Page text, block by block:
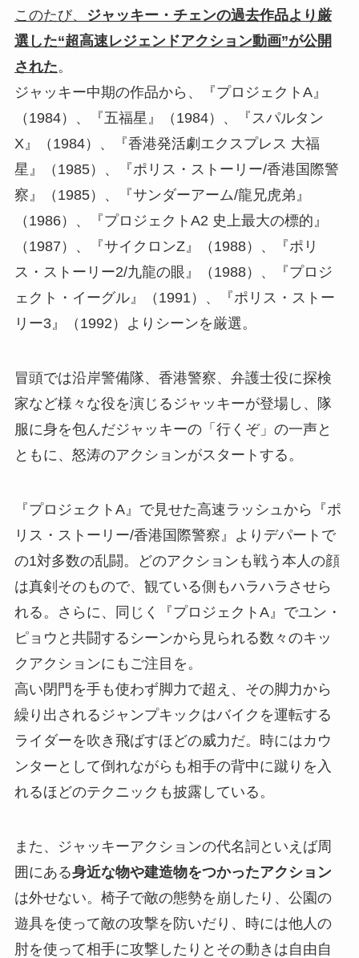
このたび、
ジャッキー・チェンの過去作品より厳
選した“超高速レジェンドアクション動画”が公開
された。
ジャッキー中期の作品から、『プロジェクトA』
（1984）、『五福星』（1984）、『スパルタン
X』（1984）、『香港発活劇エクスプレス 大福
星』（1985）、『ポリス・ストーリー/香港国際警
察』（1985）、『サンダーアーム/龍兄虎弟』
（1986）、『プロジェクトA2 史上最大の標的』
（1987）、『サイクロンZ』（1988）、『ポリ
ス・ストーリー2/九龍の眼』（1988）、『プロジ
ェクト・イーグル』（1991）、『ポリス・ストー
リー3』（1992）よりシーンを厳選。
冒頭では沿岸警備隊、香港警察、弁護士役に探検
家など様々な役を演じるジャッキーが登場し、隊
服に身を包んだジャッキーの「行くぞ」の一声と
ともに、怒涛のアクションがスタートする。
『プロジェクトA』で見せた高速ラッシュから『ポ
リス・ストーリー/香港国際警察』よりデパートで
の1対多数の乱闘。どのアクションも戦う本人の顔
は真剣そのもので、観ている側もハラハラさせら
れる。さらに、同じく『プロジェクトA』でユン・
ピョウと共闘するシーンから見られる数々のキッ
クアクションにもご注目を。
高い閉門を手も使わず脚力で超え、その脚力から
繰り出されるジャンプキックはバイクを運転する
ライダーを吹き飛ばすほどの威力だ。時にはカウ
ンターとして倒れながらも相手の背中に蹴りを入
れるほどのテクニックも披露している。
また、ジャッキーアクションの代名詞といえば周
囲にある身近な物や建造物をつかったアクション
は外せない。椅子で敵の態勢を崩したり、公園の
遊具を使って敵の攻撃を防いだり、時には他人の
肘を使って相手に攻撃したりとその動きは自由自